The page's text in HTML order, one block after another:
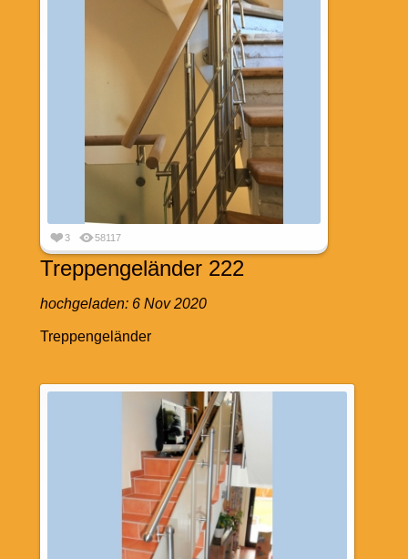
3 58117
Treppengeländer 222
hochgeladen: 6 Nov 2020
Treppengeländer